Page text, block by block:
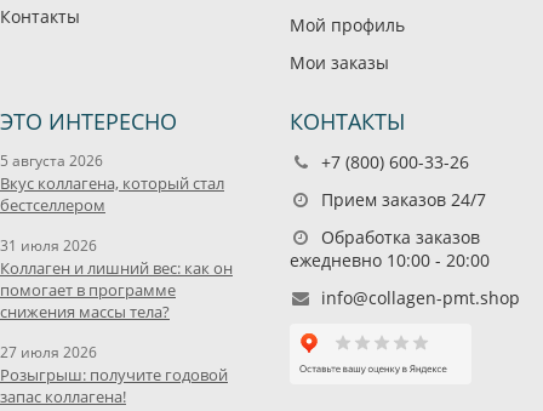
Контакты
Мой профиль
Мои заказы
ЭТО ИНТЕРЕСНО
5 августа 2026
Вкус коллагена, который стал
бестселлером
31 июля 2026
Коллаген и лишний вес: как он
помогает в программе
снижения массы тела?
27 июля 2026
Розыгрыш: получите годовой
запас коллагена!
КОНТАКТЫ
+7 (800) 600-33-26
Прием заказов 24/7
Обработка заказов
ежедневно 10:00 - 20:00
info@collagen-pmt.shop